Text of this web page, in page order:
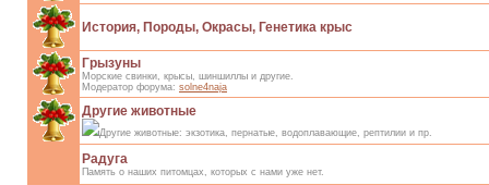
История, Породы, Окрасы, Генетика крыс
Грызуны
Морские свинки, крысы, шиншиллы и другие.
Модератор форума: solne4naja
Другие животные
Другие животные: экзотика, пернатые, водоплавающие, рептилии и пр.
Радуга
Память о наших питомцах, которых с нами уже нет.